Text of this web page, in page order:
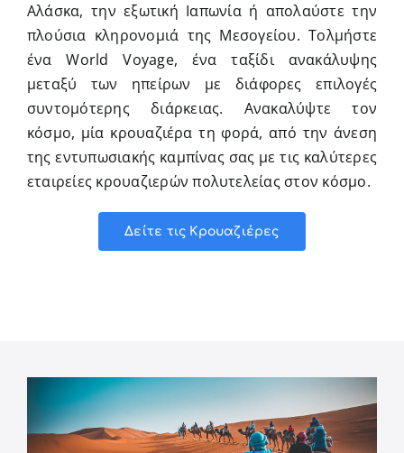
Αλάσκα, την εξωτική Ιαπωνία ή απολαύστε την
πλούσια κληρονομιά της Μεσογείου. Τολμήστε
ένα World Voyage, ένα ταξίδι ανακάλυψης
μεταξύ των ηπείρων με διάφορες επιλογές
συντομότερης διάρκειας. Ανακαλύψτε τον
κόσμο, μία κρουαζιέρα τη φορά, από την άνεση
της εντυπωσιακής καμπίνας σας με τις καλύτερες
εταιρείες κρουαζιερών πολυτελείας στον κόσμο.
Δείτε τις Κρουαζιέρες